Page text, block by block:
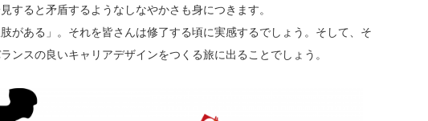
すると矛盾するようなしなやかさも身につきます。
がある」。それを皆さんは修了する頃に実感するでしょう。そして、そ
ンスの良いキャリアデザインをつくる旅に出ることでしょう。